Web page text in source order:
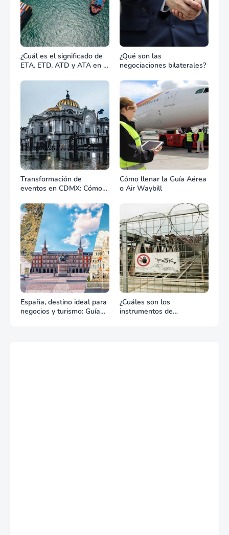
¿Cuál es el significado de
ETA, ETD, ATD y ATA en el
¿Qué son las
negociaciones bilaterales?
Transformación de
eventos en CDMX: Cómo
equipos define el éxito de
tu celebración
Cómo llenar la Guía Aérea
o Air Waybill
España, destino ideal para
negocios y turismo: Guía
¿Cuáles son los
instrumentos de